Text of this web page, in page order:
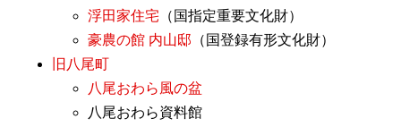
浮田家住宅 （国指定重要文化財）
豪農の館 内山邸 （国登録有形文化財）
旧八尾町
八尾おわら風の盆
八尾おわら資料館